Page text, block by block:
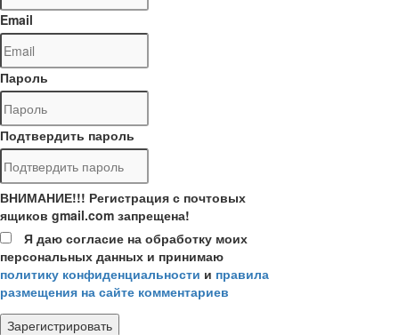
Email
Пароль
Подтвердить пароль
ВНИМАНИЕ!!! Регистрация с почтовых
ящиков gmail.com запрещена!
Я даю согласие на обработку моих
персональных данных и принимаю
политику конфиденциальности и правила
размещения на сайте комментариев
Зарегистрировать